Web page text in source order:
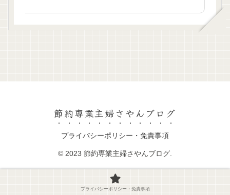
節約専業主婦さやんブログ
プライバシーポリシー・免責事項
© 2023 節約専業主婦さやんブログ.
プライバシーポリシー・免責事項